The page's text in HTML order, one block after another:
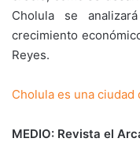
Cholula se
crecimiento
Reyes.
Cholula es una
MEDIO: Revista el